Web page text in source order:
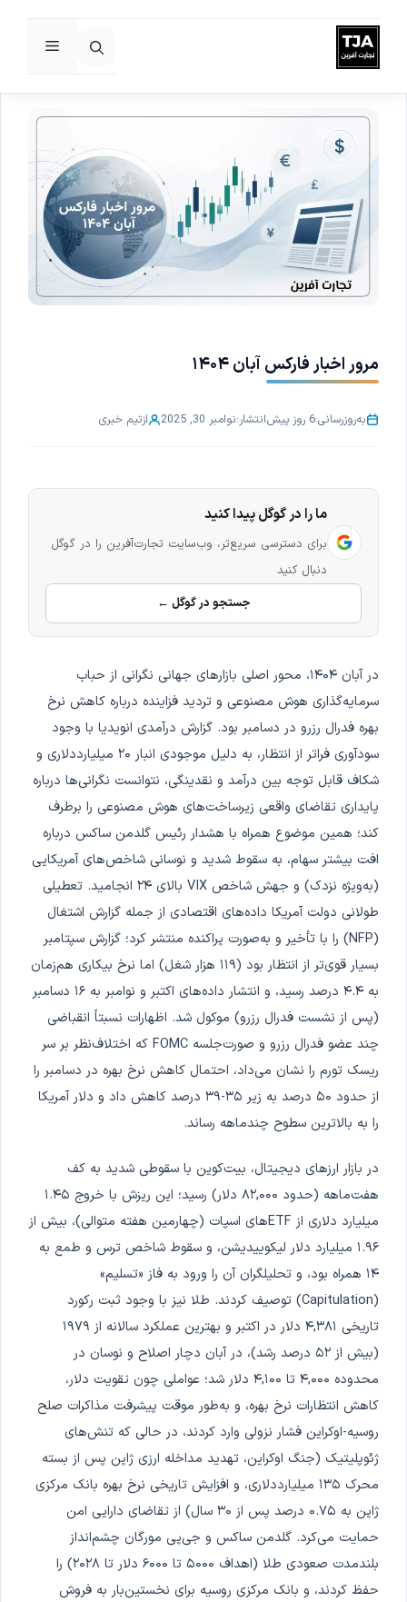
پرش
به
فهرست
مرور اخبار فارکس آبان ۱۴۰۴
به‌روزرسانی:6 روز پیش انتشار:نوامبر 30, 2025 ازتیم خبری
ما را در گوگل پیدا کنید
برای دسترسی سریع‌تر، وب‌سایت تجارت‌آفرین را در گوگل
دنبال کنید
جستجو در گوگل ←
در آبان ۱۴۰۴، محور اصلی بازارهای جهانی نگرانی از حباب
سرمایه‌گذاری هوش مصنوعی و تردید فزاینده درباره کاهش نرخ
بهره فدرال رزرو در دسامبر بود. گزارش درآمدی انویدیا با وجود
سودآوری فراتر از انتظار، به دلیل موجودی انبار ۲۰ میلیارددلاری و
شکاف قابل توجه بین درآمد و نقدینگی، نتوانست نگرانی‌ها درباره
پایداری تقاضای واقعی زیرساخت‌های هوش مصنوعی را برطرف
کند؛ همین موضوع همراه با هشدار رئیس گلدمن ساکس درباره
افت بیشتر سهام، به سقوط شدید و نوسانی شاخص‌های آمریکایی
(به‌ویژه نزدک) و جهش شاخص VIX بالای ۲۴ انجامید. تعطیلی
طولانی دولت آمریکا داده‌های اقتصادی از جمله گزارش اشتغال
(NFP) را با تأخیر و به‌صورت پراکنده منتشر کرد؛ گزارش سپتامبر
بسیار قوی‌تر از انتظار بود (۱۱۹ هزار شغل) اما نرخ بیکاری هم‌زمان
به ۴.۴ درصد رسید، و انتشار داده‌های اکتبر و نوامبر به ۱۶ دسامبر
(پس از نشست فدرال رزرو) موکول شد. اظهارات نسبتاً انقباضی
چند عضو فدرال رزرو و صورت‌جلسه FOMC که اختلاف‌نظر بر سر
ریسک تورم را نشان می‌داد، احتمال کاهش نرخ بهره در دسامبر را
از حدود ۵۰ درصد به زیر ۳۵-۳۹ درصد کاهش داد و دلار آمریکا
را به بالاترین سطوح چندماهه رساند.
در بازار ارزهای دیجیتال، بیت‌کوین با سقوطی شدید به کف
هفت‌ماهه (حدود ۸۲,۰۰۰ دلار) رسید؛ این ریزش با خروج ۱.۴۵
میلیارد دلاری از ETFهای اسپات (چهارمین هفته متوالی)، بیش از
۱.۹۶ میلیارد دلار لیکوییدیشن، و سقوط شاخص ترس و طمع به
۱۴ همراه بود، و تحلیلگران آن را ورود به فاز «تسلیم»
(Capitulation) توصیف کردند. طلا نیز با وجود ثبت رکورد
تاریخی ۴,۳۸۱ دلار در اکتبر و بهترین عملکرد سالانه از ۱۹۷۹
(بیش از ۵۲ درصد رشد)، در آبان دچار اصلاح و نوسان در
محدوده ۴,۰۰۰ تا ۴,۱۰۰ دلار شد؛ عواملی چون تقویت دلار،
کاهش انتظارات نرخ بهره، و به‌طور موقت پیشرفت مذاکرات صلح
روسیه-اوکراین فشار نزولی وارد کردند، در حالی که تنش‌های
ژئوپلیتیک (جنگ اوکراین، تهدید مداخله ارزی ژاپن پس از بسته
محرک ۱۳۵ میلیارددلاری، و افزایش تاریخی نرخ بهره بانک مرکزی
ژاپن به ۰.۷۵ درصد پس از ۳۰ سال) از تقاضای دارایی امن
حمایت می‌کرد. گلدمن ساکس و جی‌پی مورگان چشم‌انداز
بلندمدت صعودی طلا (اهداف ۵۰۰۰ تا ۶۰۰۰ دلار تا ۲۰۲۸) را
حفظ کردند، و بانک مرکزی روسیه برای نخستین‌بار به فروش